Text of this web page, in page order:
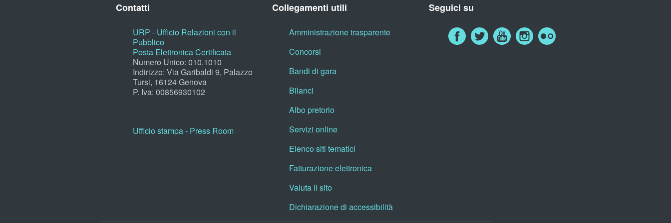
Contatti
URP - Ufficio Relazioni con il
Pubblico
Posta Elettronica Certificata
Numero Unico: 010.1010
Indirizzo: Via Garibaldi 9, Palazzo
Tursi, 16124 Genova
P. Iva: 00856930102
Ufficio stampa - Press Room
Collegamenti utili
Amministrazione trasparente
Concorsi
Bandi di gara
Bilanci
Albo pretorio
Servizi online
Elenco siti tematici
Fatturazione elettronica
Valuta il sito
Dichiarazione di accessibilità
Seguici su